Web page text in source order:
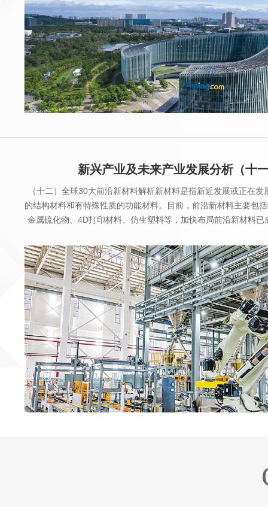
新兴产业及未来产业发展分析（十
（十二）全球30大前沿新材料解析新材料是指新近发展或正在发
的结构材料和有特殊性质的功能材料。目前，前沿新材料主要包
金属硫化物、4D打印材料、仿生塑料等，加快布局前沿新材料已
用，它是国际上首次实现在无论光源是否充足的情况下，都能透
时、多角度(即360°.........more